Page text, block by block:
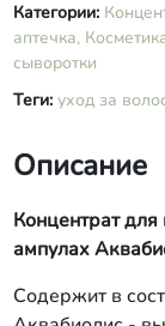
Категории:
аптечка,
сыворотки
Теги: уход за
Описание
Концентрат для
ампулах
Содержит в